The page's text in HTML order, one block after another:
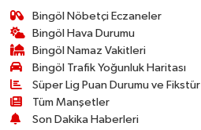
Bingöl Nöbetçi Eczaneler
Bingöl Hava Durumu
Bingöl Namaz Vakitleri
Bingöl Trafik Yoğunluk Haritası
Süper Lig Puan Durumu ve Fikstür
Tüm Manşetler
Son Dakika Haberleri